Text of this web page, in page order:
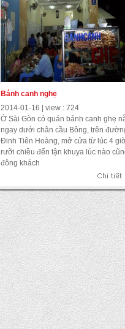
Bánh canh nghẹ
2014-01-16 | view : 724
Ở Sài Gòn có quán bánh canh ghẹ
ngay dưới chân cầu Bông, trên
Đinh Tiên Hoàng, mở cửa từ lúc 4
rưỡi chiều đến tận khuya lúc nào
đông khách